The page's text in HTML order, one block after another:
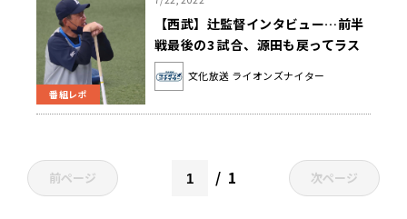
番組レポ
【西武】辻監督インタビュー…前半
戦最後の3 試合、源田も戻ってラス
トスパートだ！
文化放送 ライオンズナイター
前ページ 1 次ページ